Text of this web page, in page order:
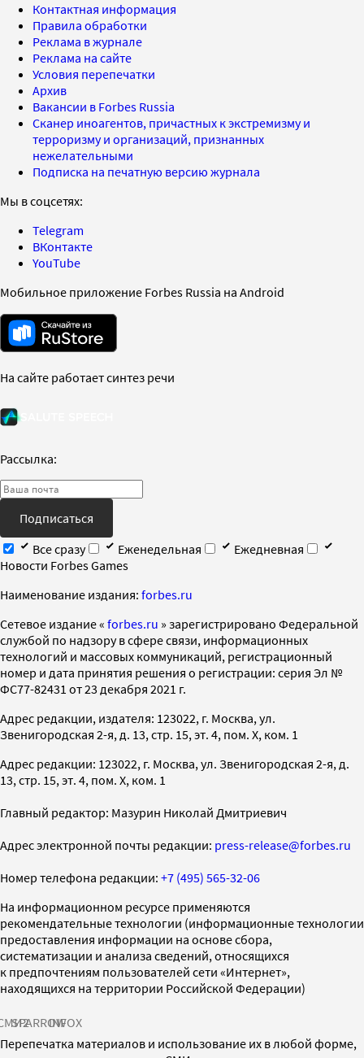
Контактная информация
Правила обработки
Реклама в журнале
Реклама на сайте
Условия перепечатки
Архив
Вакансии в Forbes Russia
Сканер иноагентов, причастных к экстремизму и
терроризму и организаций, признанных
нежелательными
Подписка на печатную версию журнала
Мы в соцсетях:
Telegram
ВКонтакте
YouTube
Мобильное приложение Forbes Russia на Android
На сайте работает синтез речи
Рассылка:
Подписаться
Все сразу
Еженедельная
Ежедневная
Новости Forbes Games
Наименование издания: forbes.ru
Cетевое издание « forbes.ru » зарегистрировано Федеральной
службой по надзору в сфере связи, информационных
технологий и массовых коммуникаций, регистрационный
номер и дата принятия решения о регистрации: серия Эл №
ФС77-82431 от 23 декабря 2021 г.
Адрес редакции, издателя: 123022, г. Москва, ул.
Звенигородская 2-я, д. 13, стр. 15, эт. 4, пом. X, ком. 1
Адрес редакции: 123022, г. Москва, ул. Звенигородская 2-я, д.
13, стр. 15, эт. 4, пом. X, ком. 1
Главный редактор: Мазурин Николай Дмитриевич
Адрес электронной почты редакции: press-release@forbes.ru
Номер телефона редакции: +7 (495) 565-32-06
На информационном ресурсе применяются
рекомендательные технологии (информационные технологии
предоставления информации на основе сбора,
систематизации и анализа сведений, относящихся
к предпочтениям пользователей сети «Интернет»,
находящихся на территории Российской Федерации)
SPARROWINFOX
Перепечатка материалов и использование их в любой форме,